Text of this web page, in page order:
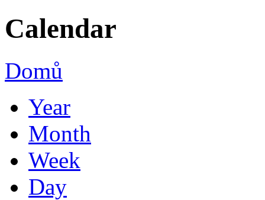
Calendar
Domů
Year
Month
Week
Day